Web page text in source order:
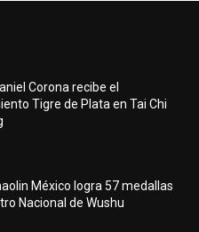
Corona recibe el
Tigre de Plata en Tai Chi
México logra 57 medallas
Nacional de Wushu